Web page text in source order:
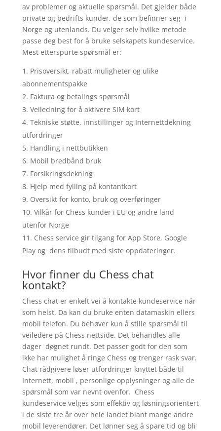
av problemer og aktuelle spørsmål. Det gjelder både
private og bedrifts kunder, de som befinner seg i
Norge og utenlands. Du velger selv hvilke metode
passe deg best for å bruke selskapets kundeservice.
Mest etterspurte spørsmål er:
Prisoversikt, rabatt muligheter og ulike
abonnementspakke
Faktura og betalings spørsmål
Veiledning for å aktivere SIM kort
Tekniske støtte, innstillinger og Internettdekning
utfordringer
Handling i nettbutikken
Mobil bredbånd bruk
Forsikringsdekning
Hjelp med fylling på kontantkort
Oversikt for konto, bruk og overføringer
Vilkår for Chess kunder i EU og andre land
utenfor Norge
Chess service gir tilgang for App Store, Google
Play og dens tilbudt med siste oppdateringer.
Hvor finner du Chess chat
kontakt?
Chess chat er enkelt vei å kontakte kundeservice når
som helst. Da kan du bruke enten datamaskin ellers
mobil telefon. Du behøver kun å stille spørsmål til
veiledere på Chess nettside. Det behandles alle
dager døgnet rundt. Det passer godt for den som
ikke har mulighet å ringe Chess og trenger rask svar.
Chat rådgivere løser utfordringer knyttet både til
Internett, mobil , personlige opplysninger og alle de
spørsmål som var nevnt ovenfor. Chess
kundeservice velges som effektiv og løsningsorientert
i de siste tre år over hele landet blant mange andre
mobil leverendører. Det lønner seg å spare tid og bli